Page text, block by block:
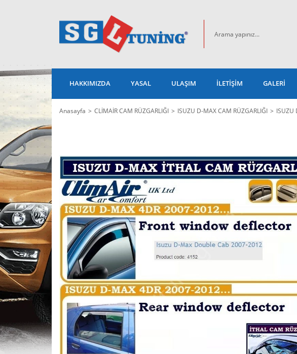
HAKKIMIZDA YASAL ULAŞIM İLETİŞİM GALERİ
Anasayfa CLİMAİR CAM RÜZGARLIĞI ISUZU D-MAX CAM RÜZGARLIĞI
ISUZU